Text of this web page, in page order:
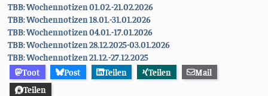
TBB: Wochennotizen 01.02.-21.02.2026
TBB: Wochennotizen 18.01.-31.01.2026
TBB: Wochennotizen 04.01.-17.01.2026
TBB: Wochennotizen 28.12.2025-03.01.2026
TBB: Wochennotizen 21.12.-27.12.2025
Toot
Post Teilen Teilen
Mail
Teilen